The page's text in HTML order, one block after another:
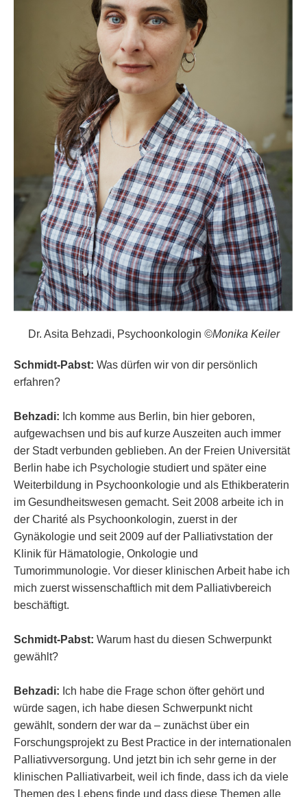
Dr. Asita Behzadi, Psychoonkologin ©Monika Keiler
Schmidt-Pabst: Was dürfen wir von dir persönlich
erfahren?
Behzadi: Ich komme aus Berlin, bin hier geboren,
aufgewachsen und bis auf kurze Auszeiten auch immer
der Stadt verbunden geblieben. An der Freien Universität
Berlin habe ich Psychologie studiert und später eine
Weiterbildung in Psychoonkologie und als Ethikberaterin
im Gesundheitswesen gemacht. Seit 2008 arbeite ich in
der Charité als Psychoonkologin, zuerst in der
Gynäkologie und seit 2009 auf der Palliativstation der
Klinik für Hämatologie, Onkologie und
Tumorimmunologie. Vor dieser klinischen Arbeit habe ich
mich zuerst wissenschaftlich mit dem Palliativbereich
beschäftigt.
Schmidt-Pabst: Warum hast du diesen Schwerpunkt
gewählt?
Behzadi: Ich habe die Frage schon öfter gehört und
würde sagen, ich habe diesen Schwerpunkt nicht
gewählt, sondern der war da – zunächst über ein
Forschungsprojekt zu Best Practice in der internationalen
Palliativversorgung. Und jetzt bin ich sehr gerne in der
klinischen Palliativarbeit, weil ich finde, dass ich da viele
Themen des Lebens finde und dass diese Themen alle